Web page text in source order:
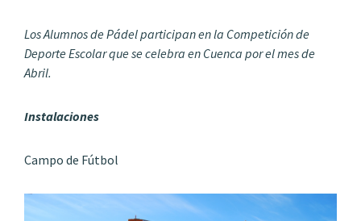
Los Alumnos de Pádel participan en la Competición de
Deporte Escolar que se celebra en Cuenca por el mes de
Abril.
Instalaciones
Campo de Fútbol